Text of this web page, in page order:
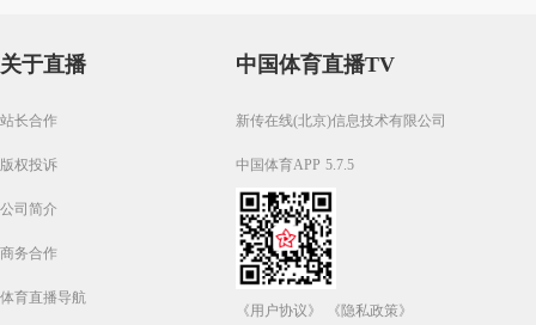
关于直播
站长合作
版权投诉
公司简介
商务合作
体育直播导航
中国体育直播TV
新传在线(北京)信息技术有限公司
中国体育APP 5.7.5
《用户协议》 《隐私政策》